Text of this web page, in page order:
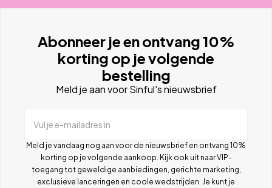
Abonneer je en ontvang 10%
korting op je volgende
bestelling
Meld je aan voor Sinful's nieuwsbrief
Vul je e-mailadres in
Meld je vandaag nog aan voor de nieuwsbrief en ontvang 10%
korting op je volgende aankoop. Kijk ook uit naar VIP-
toegang tot geweldige aanbiedingen, gerichte marketing,
exclusieve lanceringen en coole wedstrijden. Je kunt je